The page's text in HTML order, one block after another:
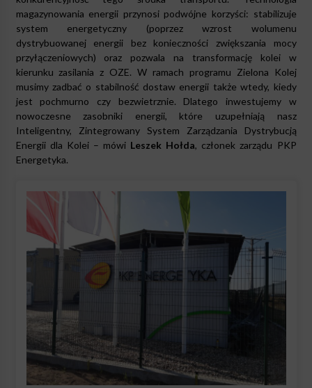
magazynowania energii przynosi podwójne korzyści: stabilizuje
system energetyczny (poprzez wzrost wolumenu
dystrybuowanej energii bez konieczności zwiększania mocy
przyłączeniowych) oraz pozwala na transformację kolei w
kierunku zasilania z OZE. W ramach programu Zielona Kolej
musimy zadbać o stabilność dostaw energii także wtedy, kiedy
jest pochmurno czy bezwietrznie. Dlatego inwestujemy w
nowoczesne zasobniki energii, które uzupełniają nasz
Inteligentny, Zintegrowany System Zarządzania Dystrybucją
Energii dla Kolei – mówi Leszek Hołda, członek zarządu PKP
Energetyka.